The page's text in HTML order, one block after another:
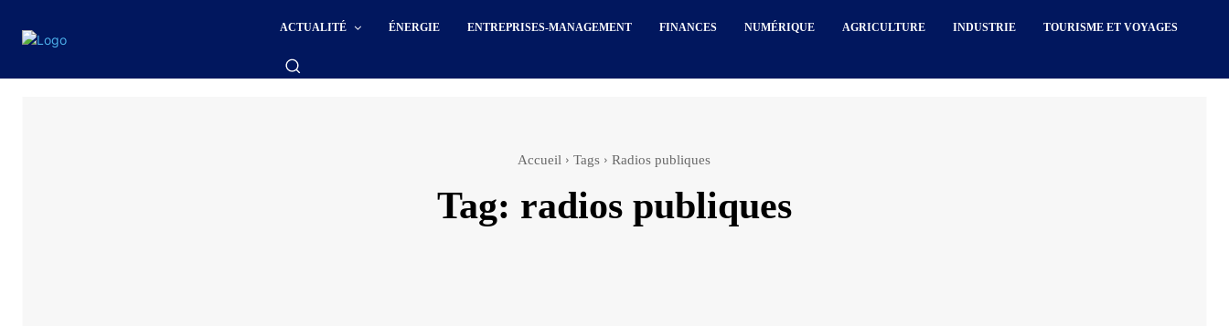
ACTUALITÉ ÉNERGIE ENTREPRISES-MANAGEMENT FINANCES NUMÉRIQUE AGRICULTURE INDUSTRIE TOURISME ET VOYAGES
Accueil Tags Radios publiques
Tag: radios publiques